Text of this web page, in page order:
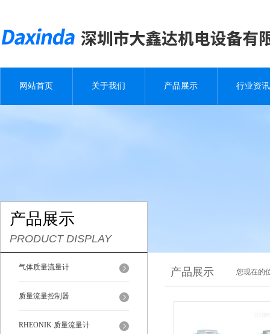
网站首页 关于我们 产品展示 行业资讯
产品展示
PRODUCT DISPLAY
气体质量流量计
质量流量控制器
RHEONIK 质量流量计
产品展示 您现在的